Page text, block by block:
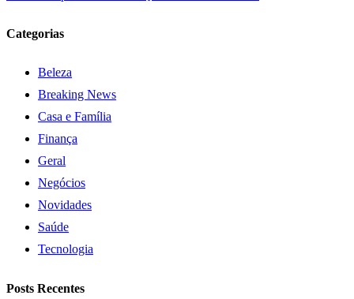
Categorias
Beleza
Breaking News
Casa e Família
Finança
Geral
Negócios
Novidades
Saúde
Tecnologia
Posts Recentes